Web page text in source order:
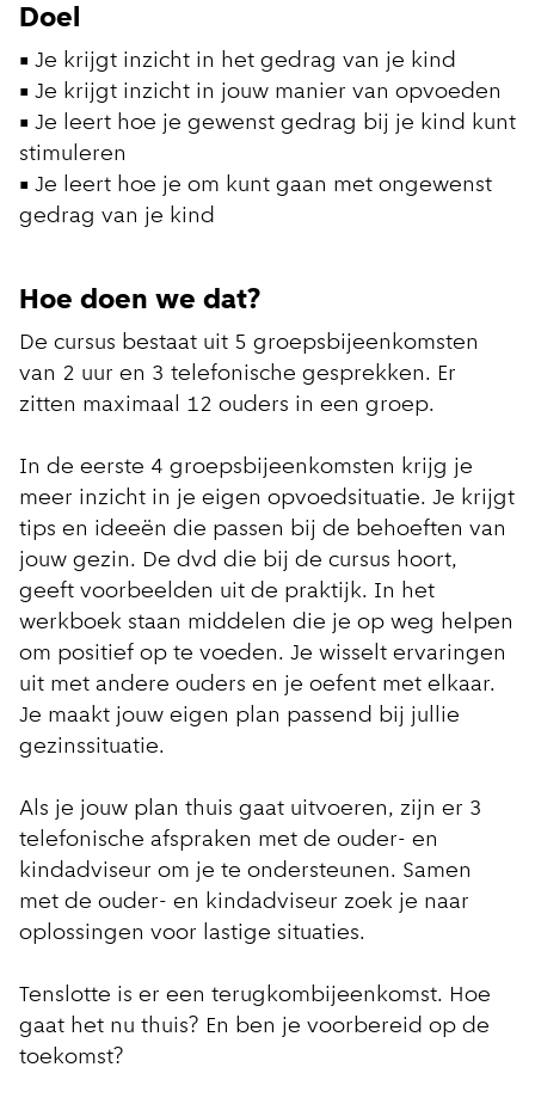
Doel
• Je krijgt inzicht in het gedrag van je kind
• Je krijgt inzicht in jouw manier van opvoeden
• Je leert hoe je gewenst gedrag bij je kind kunt
stimuleren
• Je leert hoe je om kunt gaan met ongewenst
gedrag van je kind
Hoe doen we dat?
De cursus bestaat uit 5 groepsbijeenkomsten
van 2 uur en 3 telefonische gesprekken. Er
zitten maximaal 12 ouders in een groep.
In de eerste 4 groepsbijeenkomsten krijg je
meer inzicht in je eigen opvoedsituatie. Je krijgt
tips en ideeën die passen bij de behoeften van
jouw gezin. De dvd die bij de cursus hoort,
geeft voorbeelden uit de praktijk. In het
werkboek staan middelen die je op weg helpen
om positief op te voeden. Je wisselt ervaringen
uit met andere ouders en je oefent met elkaar.
Je maakt jouw eigen plan passend bij jullie
gezinssituatie.
Als je jouw plan thuis gaat uitvoeren, zijn er 3
telefonische afspraken met de ouder- en
kindadviseur om je te ondersteunen. Samen
met de ouder- en kindadviseur zoek je naar
oplossingen voor lastige situaties.
Tenslotte is er een terugkombijeenkomst. Hoe
gaat het nu thuis? En ben je voorbereid op de
toekomst?